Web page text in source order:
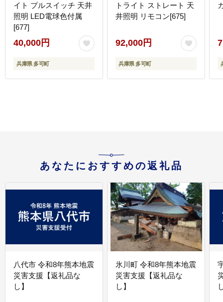
イト プルスイッチ 天井
照明 LED電球色付属
[677]
40,000円
兵庫県 多可町
トライト ストレート 天
井照明 リモコン[675]
92,000円
兵庫県 多可町
あなたにおすすめの返礼品
八代市 令和8年熊本地震
災害支援【返礼品な
し】
氷川町 令和8年熊本地震
災害支援【返礼品な
し】